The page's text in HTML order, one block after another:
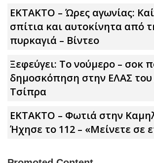
ΕΚΤΑΚΤΟ – Ώρες αγωνίας:
σπίτια και αυτοκίνητα από
πυρκαγιά – Βίντεο
Ξεφεύγει: Το νούμερο – σοκ
δημοσκόπηση στην ΕΛΑΣ του
Τσίπρα
ΕΚΤΑΚΤΟ – Φωτιά στην
Ήχησε το 112 – «Μείνετε σε